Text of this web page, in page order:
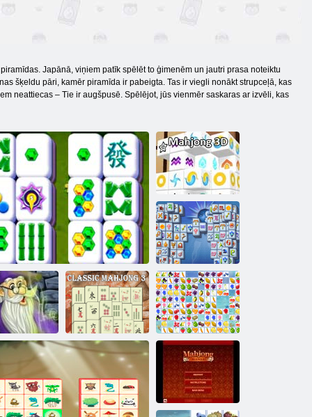
Japānā, viņiem patīk spēlēt to ģimenēm un jautri prasa noteiktu
šķeldu pāri, kamēr piramīda ir pabeigta. Tas ir viegli nonākt strupceļā, kas
neattiecas – Tie ir augšpusē. Spēlējot, jūs vienmēr saskaras ar izvēli, kas
Mahjong stāsts
Mahjong 3d
Mahjong
Fortuna
Mahjong
Klasisks
madžongs 3
Fruit Connect